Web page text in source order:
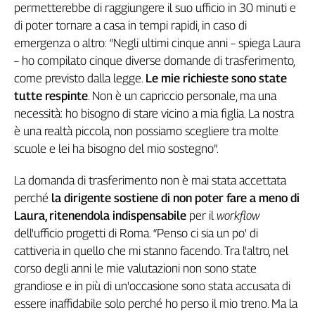
settimana
Collettiva
Girasoli
Sassolino
Linea
Economica
Tech
It
Inserti
Idea
Diffusa
InFlai
Le
trasmissioni
tv
permetterebbe di raggiungere il suo ufficio in 30 minuti e
di poter tornare a casa in tempi rapidi, in caso di
emergenza o altro: “Negli ultimi cinque anni – spiega Laura
– ho compilato cinque diverse domande di trasferimento,
come previsto dalla legge. Le mie richieste sono state
tutte respinte. Non è un capriccio personale, ma una
necessità: ho bisogno di stare vicino a mia figlia. La nostra
è una realtà piccola, non possiamo scegliere tra molte
scuole e lei ha bisogno del mio sostegno”.
La domanda di trasferimento non è mai stata accettata
perché la dirigente sostiene di non poter fare a meno di
Laura, ritenendola indispensabile per ilworkflow
dell'ufficio progetti di Roma. “Penso ci sia un po' di
cattiveria in quello che mi stanno facendo. Tra l'altro, nel
corso degli anni le mie valutazioni non sono state
grandiose e in più di un'occasione sono stata accusata di
essere inaffidabile solo perché ho perso il mio treno. Ma la